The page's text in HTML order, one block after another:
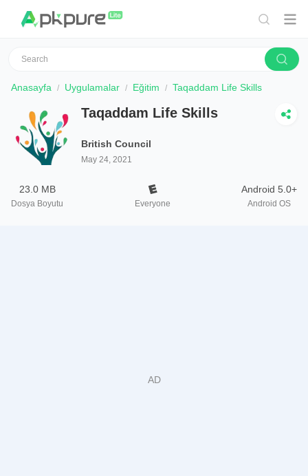
Anasayfa Uygulamalar Eğitim Taqaddam Life Skills
Taqaddam Life Skills
British Council
May 24, 2021
23.0 MB
Dosya Boyutu Everyone
Android 5.0+
Android OS